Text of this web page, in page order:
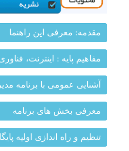
مقدمه: معرفی این راهنما
مفاهیم پایه : اینترنت،
آشنایی عمومی با برنامه
معرفی بخش های برنامه
تنظیم و راه اندازی اولیه